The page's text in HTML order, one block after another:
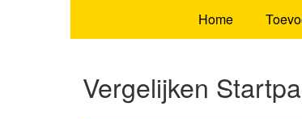
Home
Vergelijken